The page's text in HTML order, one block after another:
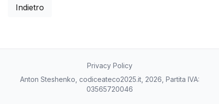
Indietro
Privacy Policy
Anton Steshenko, codiceateco2025.it, 2026, Partita IVA:
03565720046